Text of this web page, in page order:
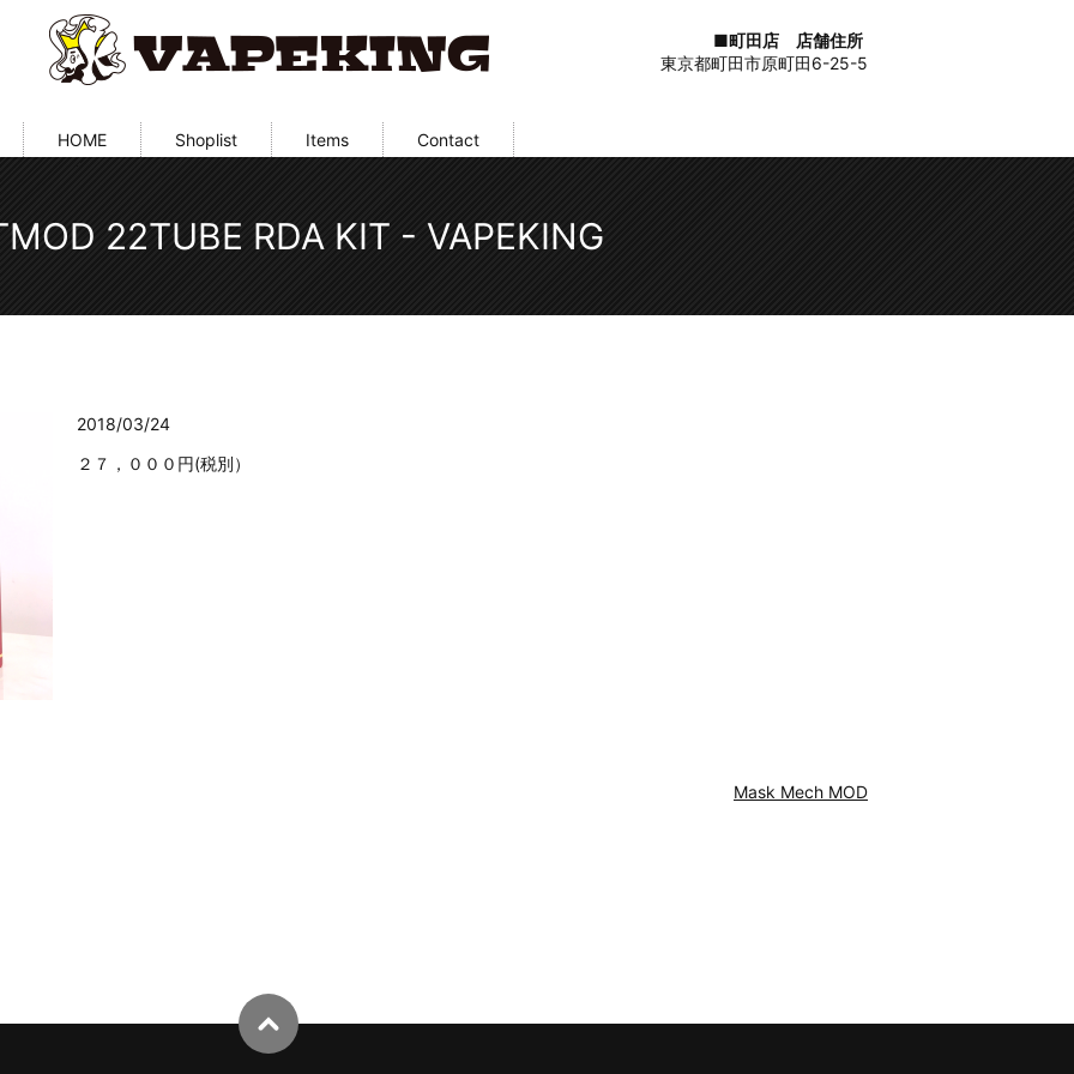
■町田店 店舗住所
東京都町田市原町田6-25-5
HOME Shoplist Items Contact
22TUBE RDA KIT - VAPEKING
2018/03/24
２７，０００円(税別）
Mask Mech MOD